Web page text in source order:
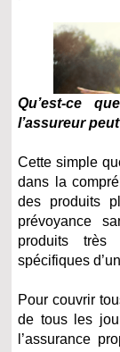
Qu’est-ce
l’assureur
Cette simple
dans la
des produits
prévoyance
produits très
spécifiques
Pour couvrir
de tous les
l’assurance